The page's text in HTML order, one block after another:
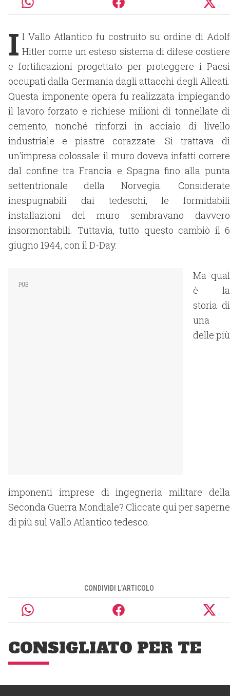
I l Vallo Atlantico fu costruito su ordine di Adolf
Hitler come un esteso sistema di difese costiere
e fortificazioni progettato per proteggere i Paesi
occupati dalla Germania dagli attacchi degli Alleati.
Questa imponente opera fu realizzata impiegando
il lavoro forzato e richiese milioni di tonnellate di
cemento, nonché rinforzi in acciaio di livello
industriale e piastre corazzate. Si trattava di
un'impresa colossale: il muro doveva infatti correre
dal confine tra Francia e Spagna fino alla punta
settentrionale della Norvegia. Considerate
inespugnabili dai tedeschi, le formidabili
installazioni del muro sembravano davvero
insormontabili. Tuttavia, tutto questo cambiò il 6
giugno 1944, con il D-Day.
Ma qual
è la
storia di
una
delle più
imponenti imprese di ingegneria militare della
Seconda Guerra Mondiale? Cliccate qui per saperne
di più sul Vallo Atlantico tedesco.
CONDIVIDI L’ARTICOLO
CONSIGLIATO PER TE